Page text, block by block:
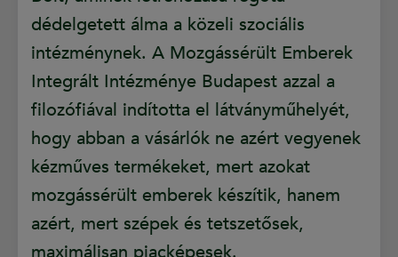
dédelgetett álma a közeli szociális
intézménynek. A Mozgássérült Emberek
Integrált Intézménye Budapest azzal a
filozófiával indította el látványműhelyét,
hogy abban a vásárlók ne azért vegyenek
kézműves termékeket, mert azokat
mozgássérült emberek készítik, hanem
azért, mert szépek és tetszetősek,